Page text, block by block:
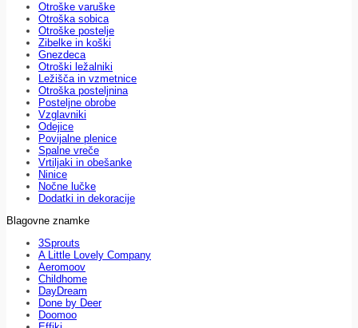
Otroške varuške
Otroška sobica
Otroške postelje
Zibelke in koški
Gnezdeca
Otroški ležalniki
Ležišča in vzmetnice
Otroška posteljnina
Posteljne obrobe
Vzglavniki
Odejice
Povijalne plenice
Spalne vreče
Vrtiljaki in obešanke
Ninice
Nočne lučke
Dodatki in dekoracije
Blagovne znamke
3Sprouts
A Little Lovely Company
Aeromoov
Childhome
DayDream
Done by Deer
Doomoo